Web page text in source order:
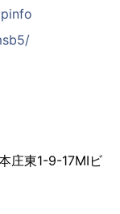
庄東1-9-17MIビ